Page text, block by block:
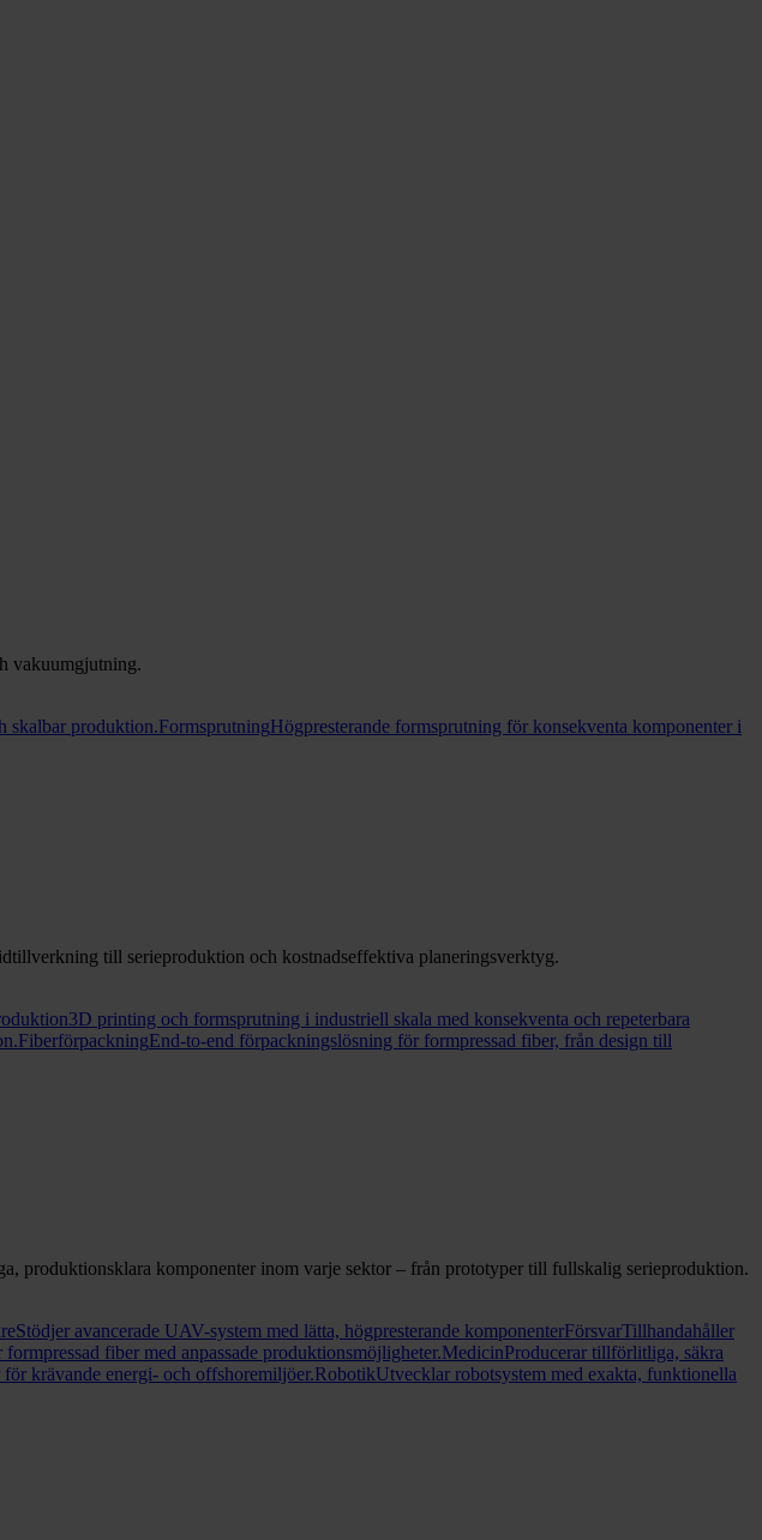
vakuumgjutning.
skalbar produktion.FormsprutningHögpresterande formsprutning för konsekventa komponenter i
till serieproduktion och kostnadseffektiva planeringsverktyg.
3D printing och formsprutning i industriell skala med konsekventa och repeterbara
FiberförpackningEnd-to-end förpackningslösning för formpressad fiber, från design till
produktionsklara komponenter inom varje sektor – från prototyper till fullskalig serieproduktion.
Stödjer avancerade UAV-system med lätta, högpresterande komponenterFörsvarTillhandahåller
fiber med anpassade produktionsmöjligheter.MedicinProducerar tillförlitliga, säkra
krävande energi- och offshoremiljöer.RobotikUtvecklar robotsystem med exakta, funktionella